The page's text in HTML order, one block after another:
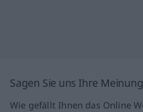
Sagen Sie uns Ihre
Wie gefällt Ihnen das Online